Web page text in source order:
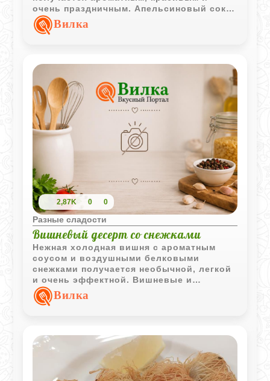
очень праздничным. Апельсиновый сок
делает начинку более свежей и
выразительной по вкусу.
Вилка
2,87K 0 0
Разные сладости
Вишневый десерт со снежками
Нежная холодная вишня с ароматным
соусом и воздушными белковыми
снежками получается необычной, легкой
и очень эффектной. Вишневые и
цитрусовые нотки отлично сочетаются с
мягкой текстурой десерта.
Вилка